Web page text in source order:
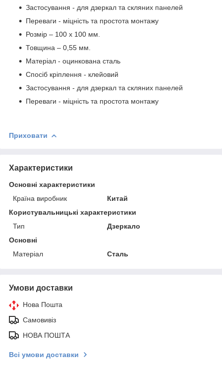
Застосування - для дзеркал та скляних панелей
Переваги - міцність та простота монтажу
Розмір – 100 х 100 мм.
Товщина – 0,55 мм.
Матеріал - оцинкована сталь
Спосіб кріплення - клейовий
Застосування - для дзеркал та скляних панелей
Переваги - міцність та простота монтажу
Приховати
Характеристики
Основні характеристики
Країна виробник
Китай
Користувальницькі характеристики
Тип
Дзеркало
Основні
Матеріал
Сталь
Умови доставки
Нова Пошта
Самовивіз
НОВА ПОШТА
Всі умови доставки